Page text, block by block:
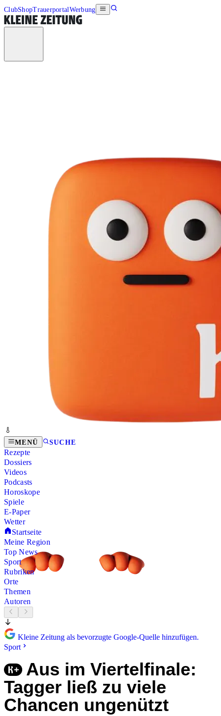
ClubShopTrauerportalWerbung
MENÜ SUCHE
Rezepte
Dossiers
Videos
Podcasts
Horoskope
Spiele
E-Paper
Wetter
Startseite
Meine Region
Top News
Sport
Rubriken
Orte
Themen
Autoren
Kleine Zeitung als bevorzugte Google-Quelle hinzufügen.
Sport
Aus im Viertelfinale:
Tagger ließ zu viele
Chancen ungenützt